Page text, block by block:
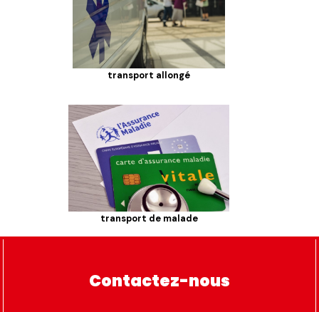
transport allongé
transport de malade
Contactez-nous